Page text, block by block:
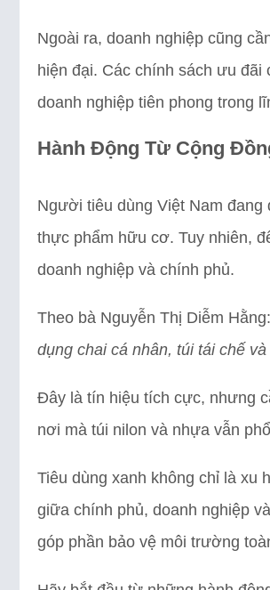
Ngoài ra, doanh nghiệp cũng
hiện đại. Các chính sách ưu
doanh nghiệp tiên phong trong
Hành Động Từ Cộng
Người tiêu dùng Việt Nam đang
thực phẩm hữu cơ. Tuy nhiên,
doanh nghiệp và chính phủ.
Theo bà Nguyễn Thị Diễm Hằng:
dụng chai cá nhân, túi tái chế
Đây là tín hiệu tích cực, nhưng
nơi mà túi nilon và nhựa vẫn
Tiêu dùng xanh không chỉ là xu
giữa chính phủ, doanh nghiệp
góp phần bảo vệ môi trường